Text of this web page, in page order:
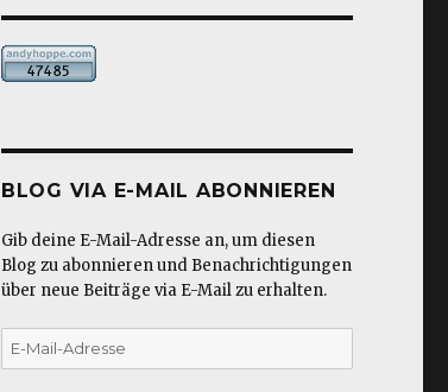
BLOG VIA E-MAIL ABONNIEREN
Gib deine E-Mail-Adresse an, um diesen
Blog zu abonnieren und Benachrichtigungen
über neue Beiträge via E-Mail zu erhalten.
E-
Mail-